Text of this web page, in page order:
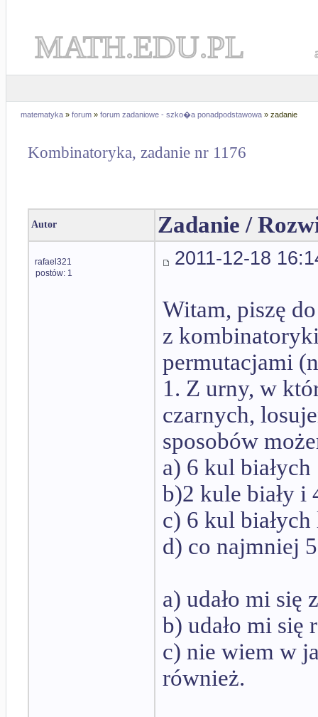
MATH.EDU.PL
matematyka » forum » forum zadaniowe - szko�a ponadpodstawowa » zadanie
Kombinatoryka, zadanie nr 1176
Autor Zadanie /
rafael321
postów: 1
2011-12-18
Witam, piszę
z
permutacjami
1. Z urny, w
czarnych,
sposobów
a) 6 kul białych
b)2 kule biały i
c) 6 kul
d) co najmniej
a) udało mi się
b) udało mi się
c) nie wiem w
również.